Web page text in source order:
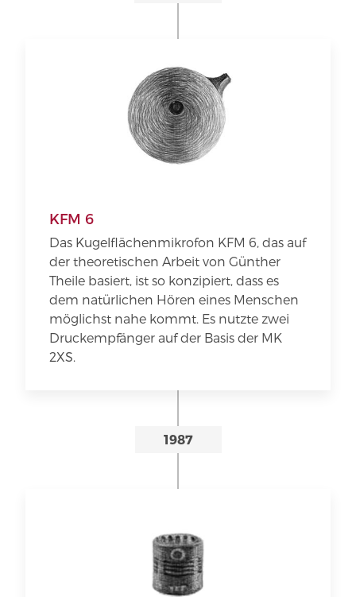
KFM 6
Das Kugelflächenmikrofon KFM 6, das auf
der theoretischen Arbeit von Günther
Theile basiert, ist so konzipiert, dass es
dem natürlichen Hören eines Menschen
möglichst nahe kommt. Es nutzte zwei
Druckempfänger auf der Basis der MK
2XS.
1987